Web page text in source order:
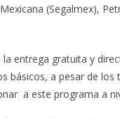
(Segalmex),
entrega gratuita y
básicos, a pesar de
a este programa a